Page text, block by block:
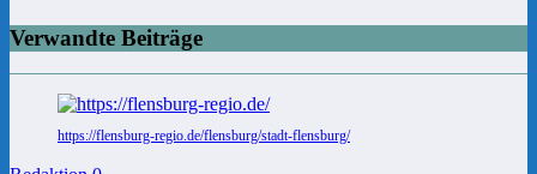
Verwandte Beiträge
https://flensburg-regio.de/flensburg/stadt-flensburg/